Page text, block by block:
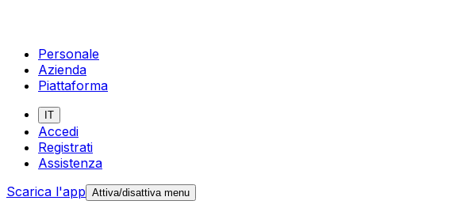
Personale
Azienda
Piattaforma
IT
Accedi
Registrati
Assistenza
Scarica l'app Attiva/disattiva menu